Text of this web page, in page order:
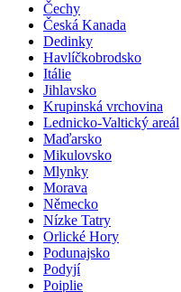
Čechy
Česká Kanada
Dedinky
Havlíčkobrodsko
Itálie
Jihlavsko
Krupinská vrchovina
Lednicko-Valtický areál
Maďarsko
Mikulovsko
Mlynky
Morava
Německo
Nízke Tatry
Orlické Hory
Podunajsko
Podyjí
Poiplie